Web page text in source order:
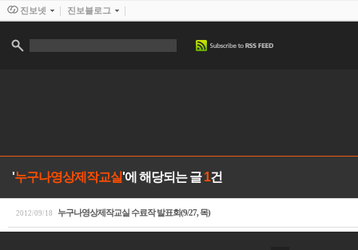
'누구나영상제작교실'에 해당되는 글1건
2012/09/18 누구나영상제작교실 수료작 발표회(9/27, 목)
진보넷 진보블로그